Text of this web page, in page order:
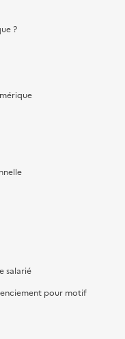
?
salarié
pour motif